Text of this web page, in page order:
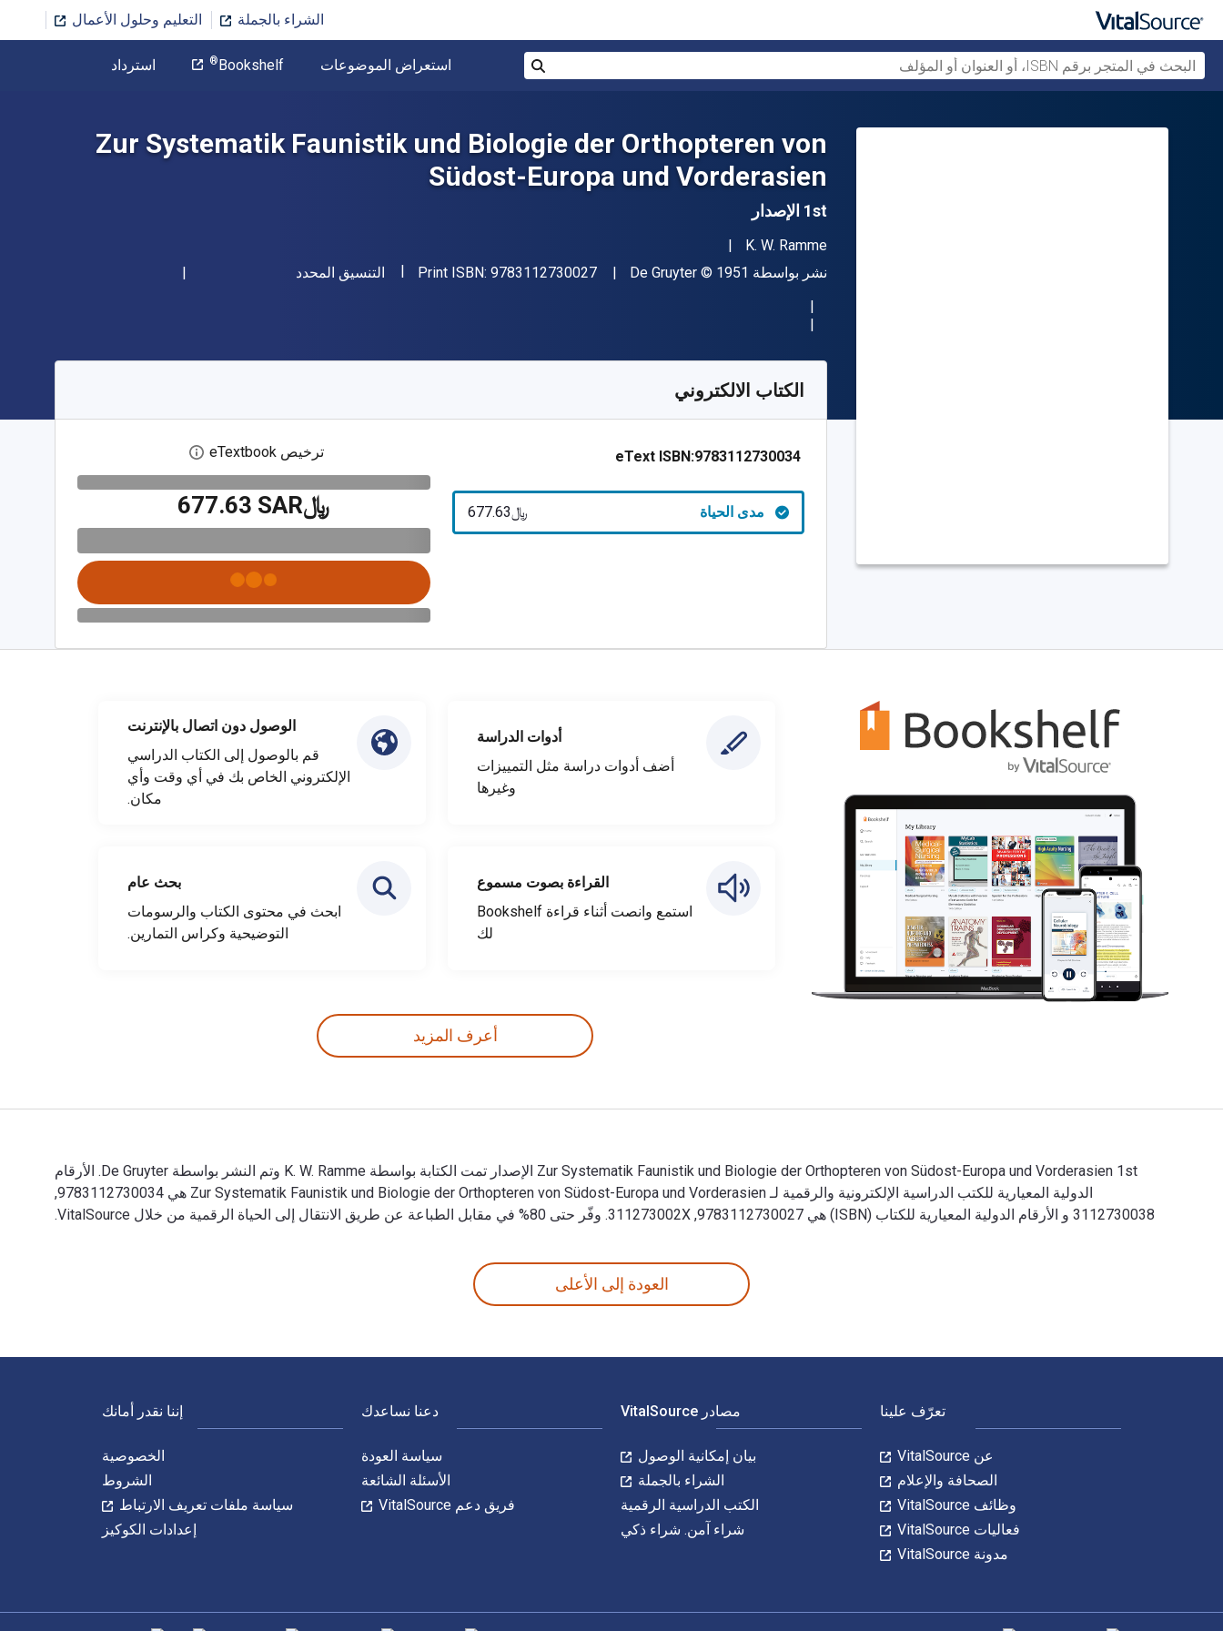
الشراء بالجملة التعليم وحلول الأعمال
البحث في المتجر برقم ISBN، أو العنوان أو المؤلفاستعراض الموضوعات Bookshelf
® استرداد
Zur Systematik Faunistik und Biologie der Orthopteren von
Südost-Europa und Vorderasien
1st الإصدار
المؤلف (المؤلفون)
K. W. Ramme
الناشر
نشر بواسطة De Gruyter
حقوق الطبع والنشر © 1951
Print ISBN: 9783112730027 شكل
التنسيق المحدد
9783112730034
الكتاب الالكتروني
eText ISBN:9783112730034
مدى الحياة ﷼‎677.63
ترخيص eTextbook افتح مربع حوار الترخيص
﷼‎677.63 SAR
أدوات الدراسة
أضف أدوات دراسة مثل التمييزات
وغيرها
القراءة بصوت مسموع
استمع وانصت أثناء قراءة Bookshelf
لك
الوصول دون اتصال بالإنترنت
قم بالوصول إلى الكتاب الدراسي
الإلكتروني الخاص بك في أي وقت وأي
مكان.
بحث عام
ابحث في محتوى الكتاب والرسومات
التوضيحية وكراس التمارين.
أعرف المزيد
Zur Systematik Faunistik und Biologie der Orthopteren von Südost-Europa und Vorderasien 1st الإصدار تمت الكتابة بواسطة K. W. Ramme وتم النشر بواسطة De Gruyter. الأرقام
الدولية المعيارية للكتب الدراسية الإلكترونية والرقمية لـ Zur Systematik Faunistik und Biologie der Orthopteren von Südost-Europa und Vorderasien هي 9783112730034,
3112730038 و الأرقام الدولية المعيارية للكتاب (ISBN) هي 9783112730027, 311273002X. وفّر حتى 80% في مقابل الطباعة عن طريق الانتقال إلى الحياة الرقمية من خلال VitalSource.
العودة إلى الأعلى
تعرّف علينا
عن VitalSource
الصحافة والإعلام
وظائف VitalSource
فعاليات VitalSource
مدونة VitalSource
مصادر VitalSource
بيان إمكانية الوصول
الشراء بالجملة
الكتب الدراسية الرقمية
شراء آمن. شراء ذكي
دعنا نساعدك
سياسة العودة
الأسئلة الشائعة
فريق دعم VitalSource
إننا نقدر أمانك
الخصوصية
الشروط
سياسة ملفات تعريف الارتباط
إعدادات الكوكيز